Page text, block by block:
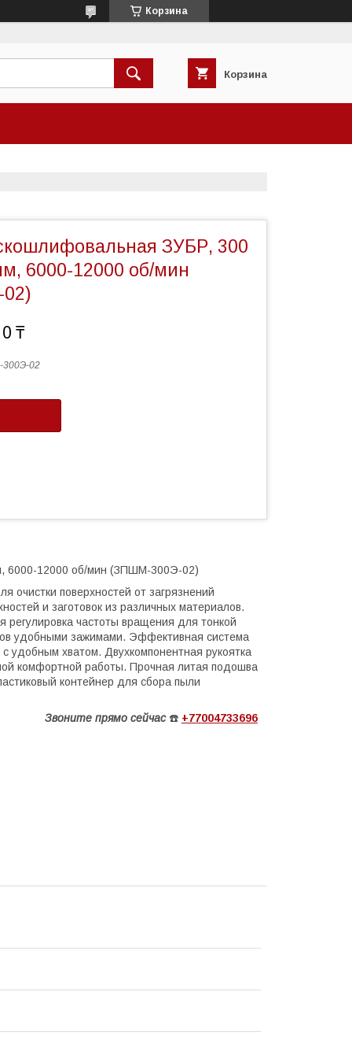
Корзина
Корзина
ЗУБР, 300
6000-12000 об/мин
₸
02
6000-12000 об/мин (ЗПШМ-300Э-02)
поверхностей от загрязнений
и заготовок из различных материалов.
регулировка частоты вращения для тонкой
удобными зажимами. Эффективная система
удобным хватом. Двухкомпонентная рукоятка
комфортной работы. Прочная литая подошва
контейнер для сбора пыли
Звоните прямо сейчас ☎️ +77004733696